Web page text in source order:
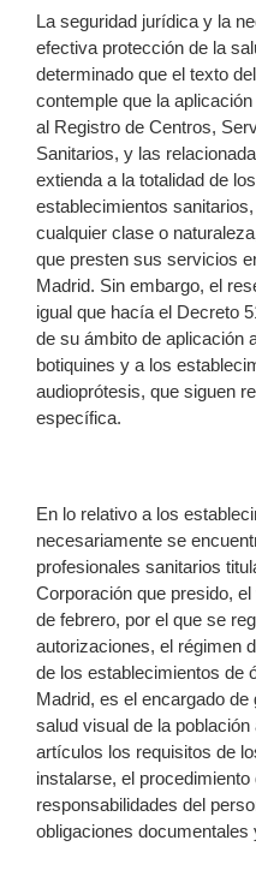
La seguridad jurídica y la
efectiva protección de la
determinado que el texto
contemple que la
al Registro de Centros,
Sanitarios, y las
extienda a la totalidad de
establecimientos
cualquier clase o
que presten sus servicios
Madrid. Sin embargo, el
igual que hacía el Decreto
de su ámbito de aplicación
botiquines y a los
audioprótesis, que siguen
específica.
En lo relativo a los
necesariamente se
profesionales sanitarios
Corporación que presido,
de febrero, por el que se
autorizaciones, el régimen
de los establecimientos de
Madrid, es el encargado
salud visual de la
artículos los requisitos de
instalarse, el
responsabilidades del
obligaciones documentales